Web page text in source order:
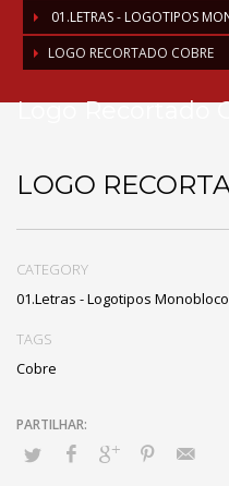
01.LETRAS - LOGOTIPOS
LOGO RECORTADO COBRE
Logo Recortado
LOGO
CATEGORY
01.Letras - Logotipos
TAGS
Cobre